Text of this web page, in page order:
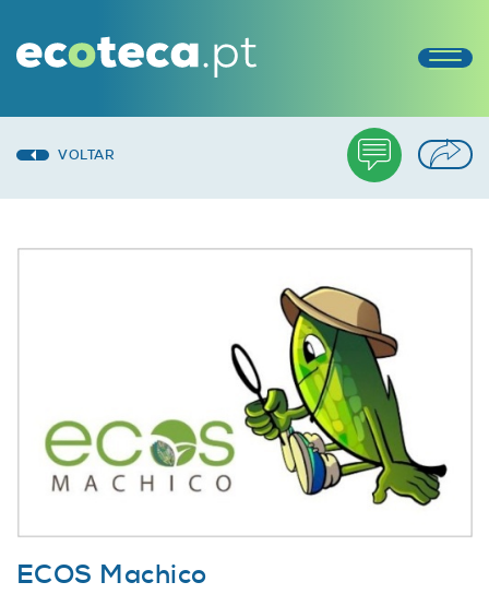
VOLTAR
ECOS Machico